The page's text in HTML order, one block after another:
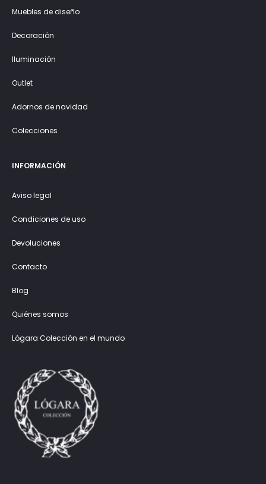
Muebles de diseño
Decoración
Iluminación
Outlet
Adornos de navidad
Colecciones
INFORMACIÓN
Aviso legal
Condiciones de uso
Devoluciones
Contacto
Blog
Quiénes somos
Lógara Colección en el mundo